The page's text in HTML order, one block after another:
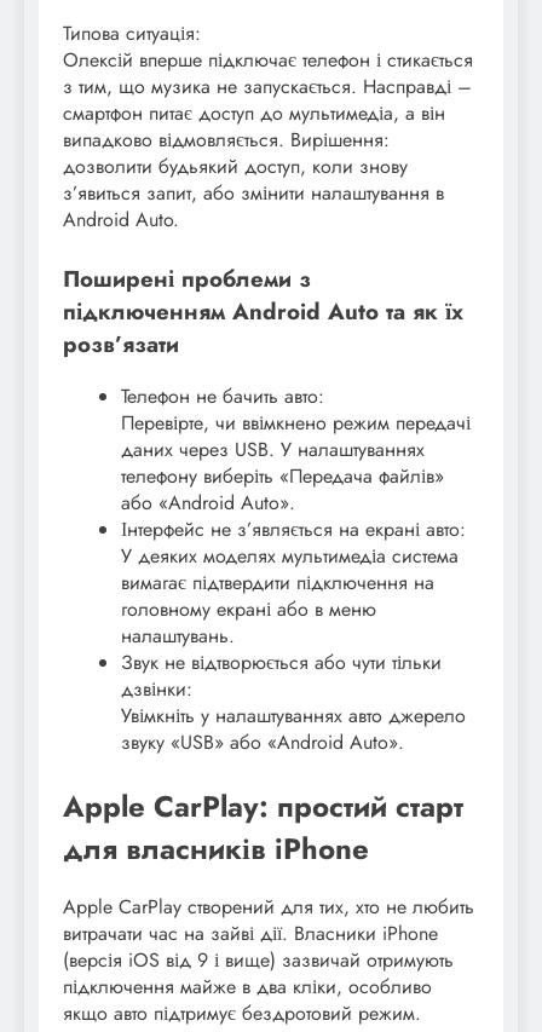
Типова ситуація:
Олексій вперше підключає телефон і стикається
з тим, що музика не запускається. Насправді –
смартфон питає доступ до мультимедіа, а він
випадково відмовляється. Вирішення:
дозволити будьякий доступ, коли знову
з’явиться запит, або змінити налаштування в
Android Auto.
Поширені проблеми з
підключенням Android Auto та як їх
розв’язати
Телефон не бачить авто:
Перевірте, чи ввімкнено режим передачі
даних через USB. У налаштуваннях
телефону виберіть «Передача файлів»
або «Android Auto».
Інтерфейс не з’являється на екрані авто:
У деяких моделях мультимедіа система
вимагає підтвердити підключення на
головному екрані або в меню
налаштувань.
Звук не відтворюється або чути тільки
дзвінки:
Увімкніть у налаштуваннях авто джерело
звуку «USB» або «Android Auto».
Apple CarPlay: простий старт
для власників iPhone
Apple CarPlay створений для тих, хто не любить
витрачати час на зайві дії. Власники iPhone
(версія iOS від 9 і вище) зазвичай отримують
підключення майже в два кліки, особливо
якщо авто підтримує бездротовий режим.